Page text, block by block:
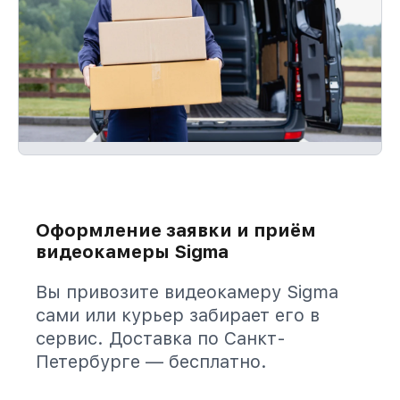
Оформление заявки и приём
видеокамеры Sigma
Вы привозите видеокамеру Sigma
сами или курьер забирает его в
сервис. Доставка по Санкт-
Петербурге — бесплатно.